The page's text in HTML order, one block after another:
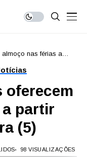
almoço nas férias a
oferecem
partir
(5)
98 VISUALIZAÇÕES